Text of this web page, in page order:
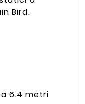
Bird.
6.4 metri